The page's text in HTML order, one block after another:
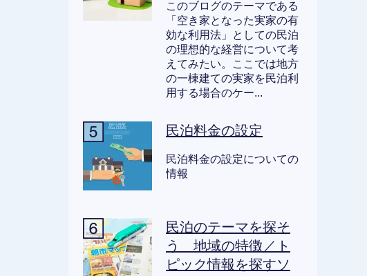
このブログのテーマである
「空き家となった実家の有
効な利用法」としての民泊
の理想的な経営について考
えてみたい。ここでは地方
の一棟建ての実家を民泊利
用する場合のケー...
民泊料金の設定
民泊料金の設定についての
情報
民泊のテーマを探そ
う 地域の特徴／ト
ピック情報を探すソ